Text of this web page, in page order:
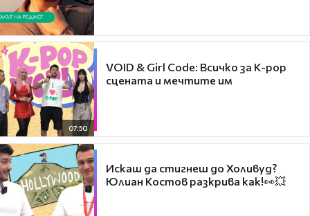
07:50
VOID & Girl Code: Всичко за K-pop
сцената и мечтите им
Искаш да стигнеш до Холивуд?
Юлиан Костов разкрива как!👀💥